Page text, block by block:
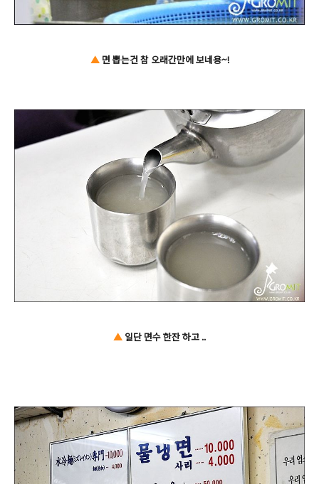
▲ 면 뽑는건 참 오래간만에 보네용~!
▲ 일단 면수 한잔 하고 ..